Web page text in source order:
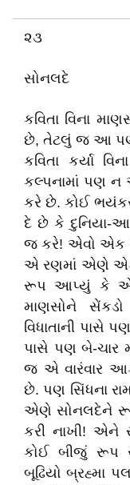
૨૩
સોનલદે
કવિતા વિના
છે, તેટલું જ આ પણ
કવિતા કર્યા
કલ્પનામાં પણ
કરે છે. કોઈ
દે છે કે દુનિયા-
જ કરે! એવો એક
એ રણમાં એણે
રૂપ આપ્યું કે
માણસોને
વિધાતાની પાસે
પાસે પણ બે-ચાર
જ એ વારંવાર
છે. પણ સિંધના
એણે સોનલદેને
કરી નાખી! એને
કોઈ બીજું રૂપ
બૂઢિયો બ્રહ્મા